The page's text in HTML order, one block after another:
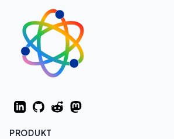
LinkedInGitHubRedditMastodon
PRODUKT